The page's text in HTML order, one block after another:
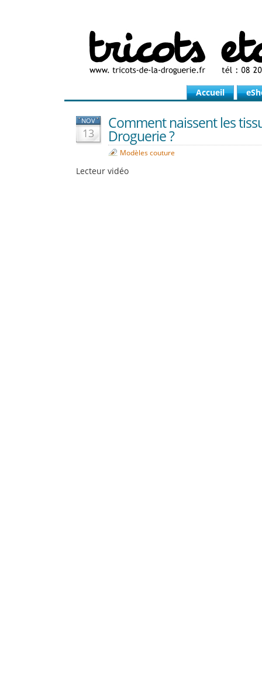
Accueil
NOV
13
Comment naissent les
Droguerie ?
Modèles couture
Lecteur vidéo